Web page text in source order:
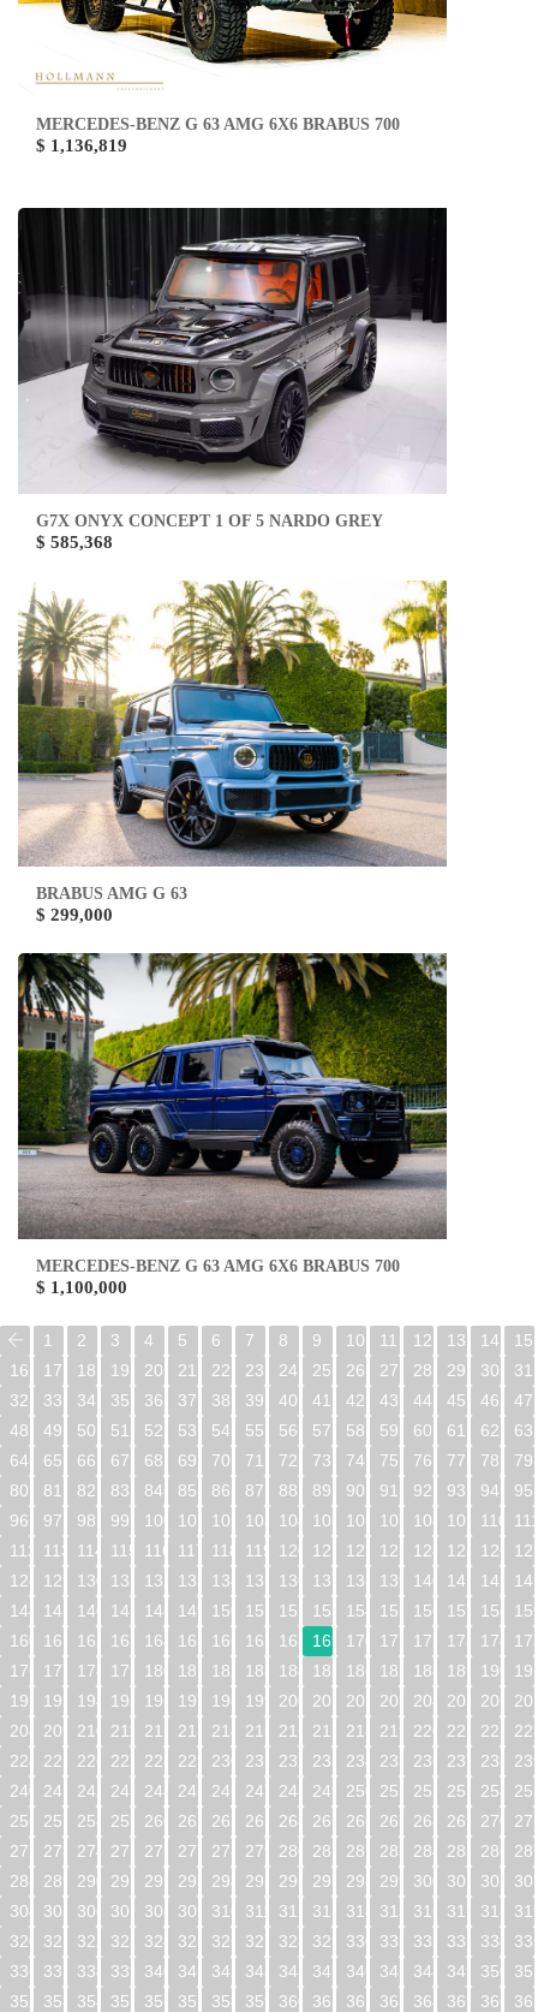
MERCEDES-BENZ G 63 AMG 6X6 BRABUS 700
$ 1,136,819
G7X ONYX CONCEPT 1 OF 5 NARDO GREY
$ 585,368
BRABUS AMG G 63
$ 299,000
MERCEDES-BENZ G 63 AMG 6X6 BRABUS 700
$ 1,100,000
1 2 3 4 5 6 7 8 9 10 11 12 13 14
15
16
17 18 19 20 21 22 23 24 25 26 27 28 29 30
31
32
33 34 35 36 37 38 39 40 41 42 43 44 45 46
47
48
49 50 51 52 53 54 55 56 57 58 59 60 61 62
63
64
65 66 67 68 69 70 71 72 73 74 75 76 77 78
79
80
81 82 83 84 85 86 87 88 89 90 91 92 93 94
95
96
97 98 99 100 101 102 103 104 105 106 107 108 109 110
112
113 114 115 116 117 118 119 120 121 122 123 124 125 126
128
129 130 131 132 133 134 135 136 137 138 139 140 141 142
144
145 146 147 148 149 150 151 152 153 154 155 156 157 158
160
161 162 163 164 165 166 167 168 169 170 171 172 173 174
176
177 178 179 180 181 182 183 184 185 186 187 188 189 190
192
193 194 195 196 197 198 199 200 201 202 203 204 205 206
208
209 210 211 212 213 214 215 216 217 218 219 220 221 222
224
225 226 227 228 229 230 231 232 233 234 235 236 237 238
240
241 242 243 244 245 246 247 248 249 250 251 252 253 254
256
257 258 259 260 261 262 263 264 265 266 267 268 269 270
272
273 274 275 276 277 278 279 280 281 282 283 284 285 286
288
289 290 291 292 293 294 295 296 297 298 299 300 301 302
304
305 306 307 308 309 310 311 312 313 314 315 316 317 318
320
321 322 323 324 325 326 327 328 329 330 331 332 333 334
336
337 338 339 340 341 342 343 344 345 346 347 348 349 350
352
353 354 355 356 357 358 359 360 361 362 363 364 365 366